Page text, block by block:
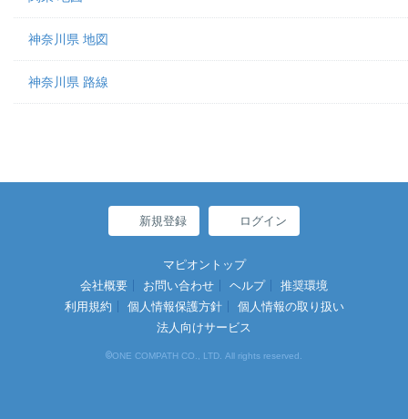
神奈川県 地図
神奈川県 路線
新規登録 ログイン
マピオントップ
会社概要
お問い合わせ ヘルプ
推奨環境
利用規約
個人情報保護方針
個人情報の取り扱い
法人向けサービス
©ONE COMPATH CO., LTD. All rights reserved.